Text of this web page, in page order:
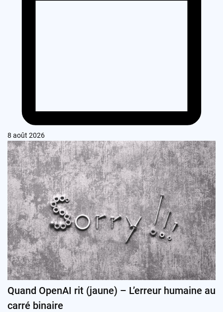
8 août 2026
Quand OpenAI rit (jaune) – L’erreur humaine au
carré binaire